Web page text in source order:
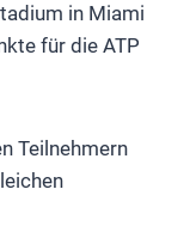
in Miami
für die ATP
Teilnehmern